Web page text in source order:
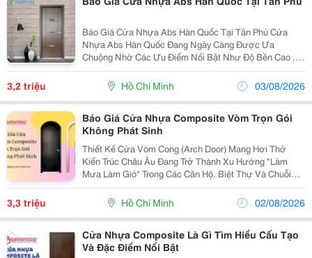
Báo Giá Cửa Nhựa Abs Hàn Quốc Tại Tân Phú Cửa
Nhựa Abs Hàn Quốc Đang Ngày Càng Được Ưa
Chuộng Nhờ Các Ưu Điểm Nổi Bật Như Độ Bền Cao ,
Khả Năng Cách Âm &Ndash; Cách Nhiệt Hiệu Quả
Cùng Thiết Kế Hiện Đại, Phù Hợp Với Nhiều Không Gian
Từ Nhà Ở Đến...
3,2 triệu Hồ Chí Minh 03/08/2026
Báo Giá Cửa Nhựa Composite Vòm Trọn Gói
Không Phát Sinh
Thiết Kế Cửa Vòm Cong (Arch Door) Mang Hơi Thở
Kiến Trúc Châu Âu Đang Trở Thành Xu Hướng "Làm
Mưa Làm Gió" Trong Các Căn Hộ, Biệt Thự Và Chuỗi
Studio/Coffee Hiện Đại. Tuy Nhiên, Rào Cản Lớn Nhất
Của Các Gia Chủ Khi Chọn Dòng Cửa Này Là Tình Trạng
3,3 triệu Hồ Chí Minh 02/08/2026
Cửa Nhựa Composite Là Gì Tìm Hiểu Cấu Tạo
Và Đặc Điểm Nổi Bật